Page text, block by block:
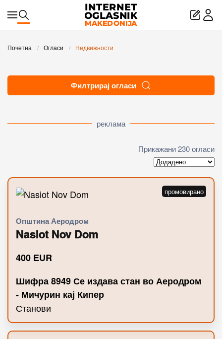
Skip to main content
Почетна Огласи Недвижности
Филтрирај огласи
реклама
Прикажани 230 огласи
Општина Аеродром
Nasiot Nov Dom
400 EUR
Шифра 8949 Се издава стан во Аеродром
- Мичурин кај Кипер
Станови